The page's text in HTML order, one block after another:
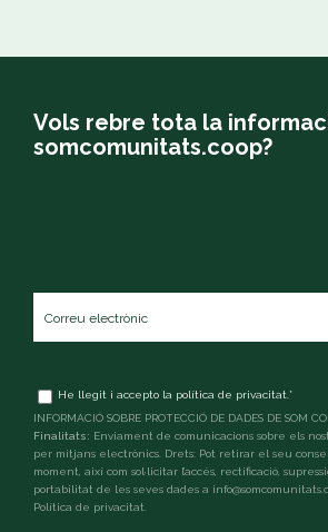
Vols rebre tota la
somcomunitats.coop?
electrònic *
TermsHe llegit i accepto la política de privacitat *
INFORMACIÓ SOBRE PROTECCIÓ DE DADES DE SOM
Finalitats: Enviament de comunicacions sobre els
per mitjans electrònics. Drets: Pot retirar el seu
moment, així com sol·licitar l’accés, rectificació,
portabilitat de les seves dades a
Política de privacitat